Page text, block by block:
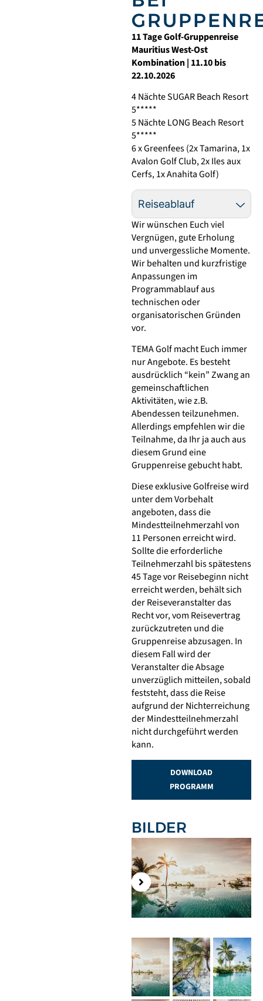
11 Tage Golf-Gruppenreise
Mauritius West-Ost
Kombination| 11.10bis
22.10.2026
4 Nächte SUGAR Beach Resort
5*****
5 NächteLONG Beach Resort
5*****
6 x Greenfees (2x Tamarina, 1x
Avalon Golf Club, 2x Iles aux
Cerfs, 1x Anahita Golf)
Reiseablauf
Wir wünschen Euch viel
Vergnügen, gute Erholung
und unvergessliche Momente.
Wir behalten und kurzfristige
Anpassungen im
Programmablauf aus
technischen oder
organisatorischen Gründen
vor.
TEMA Golf macht Euch immer
nur Angebote. Es besteht
ausdrücklich “kein” Zwang an
gemeinschaftlichen
Aktivitäten,wie z.B.
Abendessen teilzunehmen.
Allerdings empfehlen wir die
Teilnahme, da Ihr ja auch aus
diesem Grund eine
Gruppenreise gebucht habt.
Diese exklusive Golfreise wird
unter dem Vorbehalt
angeboten, dass die
Mindestteilnehmerzahl von
11 Personen erreicht wird.
Sollte die erforderliche
Teilnehmerzahl bis spätestens
45 Tage vor Reisebeginn nicht
erreicht werden, behält sich
der Reiseveranstalter das
Recht vor, vom Reisevertrag
zurückzutreten und die
Gruppenreise abzusagen. In
diesem Fall wird der
Veranstalter die Absage
unverzüglich mitteilen, sobald
feststeht, dass die Reise
aufgrund der Nichterreichung
der Mindestteilnehmerzahl
nicht durchgeführt werden
kann.
DOWNLOAD
PROGRAMM
BILDER